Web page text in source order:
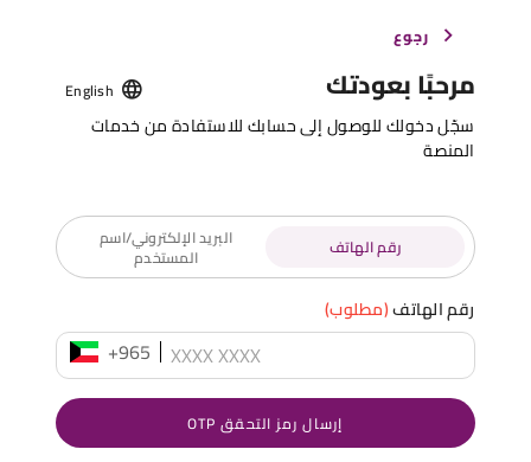
رجوع
مرحبًا بعودتك English
سجّل دخولك للوصول إلى حسابك للاستفادة من خدمات
المنصة
رقم الهاتف البريد الإلكتروني/اسم
المستخدم
رقم الهاتف(مطلوب)
+965
إرسال رمز التحقق OTP